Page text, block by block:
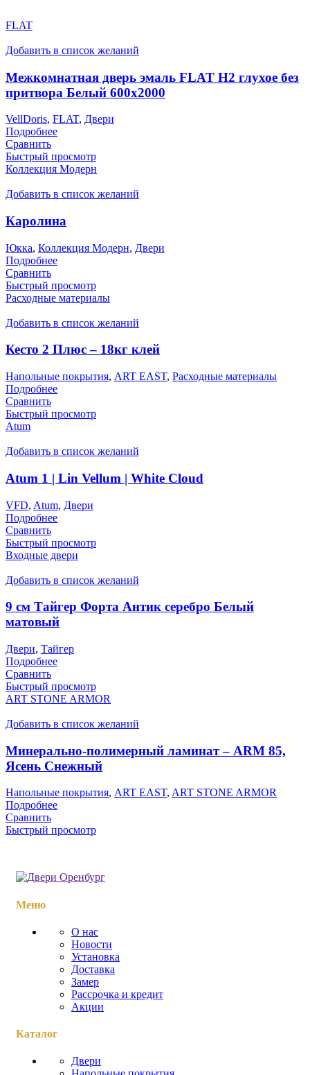
FLAT
Добавить в список желаний
Межкомнатная дверь эмаль FLAT H2 глухое без
притвора Белый 600х2000
VellDoris, FLAT, Двери
Подробнее
Сравнить
Быстрый просмотр
Коллекция Модерн
Добавить в список желаний
Каролина
Юкка, Коллекция Модерн, Двери
Подробнее
Сравнить
Быстрый просмотр
Расходные материалы
Добавить в список желаний
Кесто 2 Плюс – 18кг клей
Напольные покрытия, ART EAST, Расходные материалы
Подробнее
Сравнить
Быстрый просмотр
Atum
Добавить в список желаний
Atum 1 | Lin Vellum | White Cloud
VFD, Atum, Двери
Подробнее
Сравнить
Быстрый просмотр
Входные двери
Добавить в список желаний
9 см Тайгер Форта Антик серебро Белый
матовый
Двери, Тайгер
Подробнее
Сравнить
Быстрый просмотр
ART STONE ARMOR
Добавить в список желаний
Минерально-полимерный ламинат – ARM 85,
Ясень Снежный
Напольные покрытия, ART EAST, ART STONE ARMOR
Подробнее
Сравнить
Быстрый просмотр
Меню
О нас
Новости
Установка
Доставка
Замер
Рассрочка и кредит
Акции
Каталог
Двери